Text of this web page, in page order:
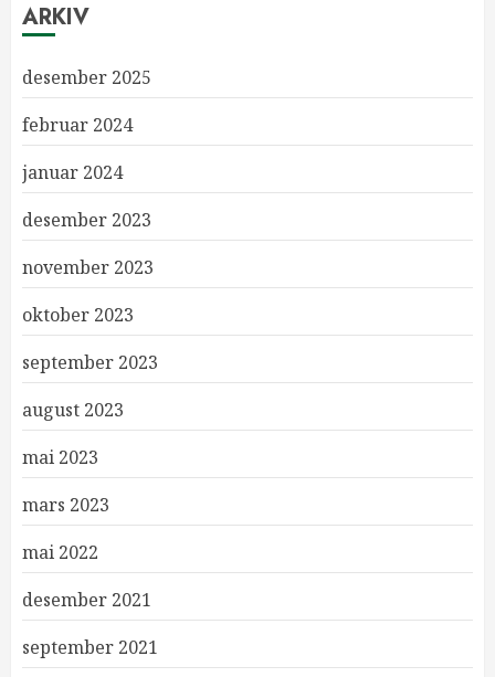
ARKIV
desember 2025
februar 2024
januar 2024
desember 2023
november 2023
oktober 2023
september 2023
august 2023
mai 2023
mars 2023
mai 2022
desember 2021
september 2021